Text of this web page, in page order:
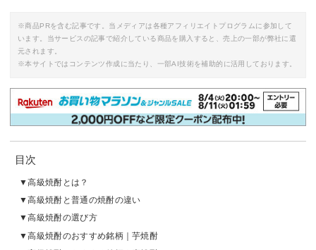
※商品PRを含む記事です。当メディアは各種アフィリエイトプログラムに参加して
います。当サービスの記事で紹介している商品を購入すると、売上の一部が弊社に還
元されます。
※本サイトではコンテンツ作成に当たり、一部AI技術を補助的に活用しております。
目次
高級焼酎とは？
高級焼酎と普通の焼酎の違い
高級焼酎の選び方
高級焼酎のおすすめ銘柄｜芋焼酎